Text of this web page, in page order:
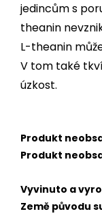
jedincům s
theanin
L-theanin
V tom také
úzkost.
Produkt
Produkt
Vyvinuto a
Země původu